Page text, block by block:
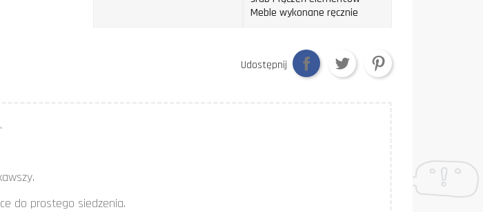
Meble wykonane ręcznie
Udostępnij
do prostego siedzenia.